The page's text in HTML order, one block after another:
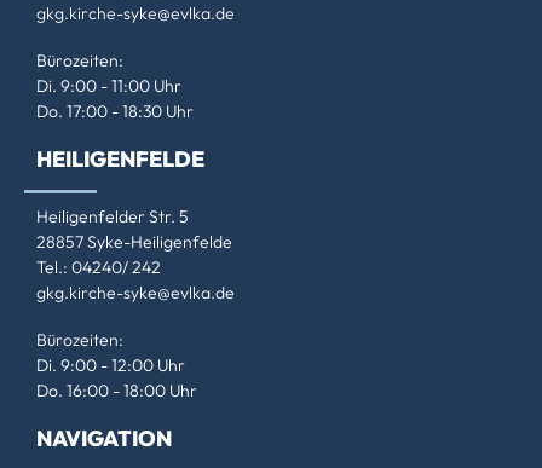
gkg.kirche-syke@evlka.de
Bürozeiten:
Di. 9:00 - 11:00 Uhr
Do. 17:00 - 18:30 Uhr
HEILIGENFELDE
Heiligenfelder Str. 5
28857 Syke-Heiligenfelde
Tel.: 04240/ 242
gkg.kirche-syke@evlka.de
Bürozeiten:
Di. 9:00 - 12:00 Uhr
Do. 16:00 - 18:00 Uhr
NAVIGATION